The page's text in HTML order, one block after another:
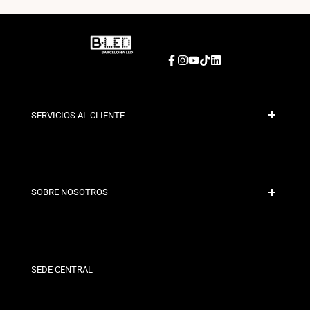
Facebook
Instagram
YouTube
TikTokLinkedIn
SERVICIOS AL CLIENTE
Contacto
SOBRE NOSOTROS
Nuestras Tiendas
SEDE CENTRAL